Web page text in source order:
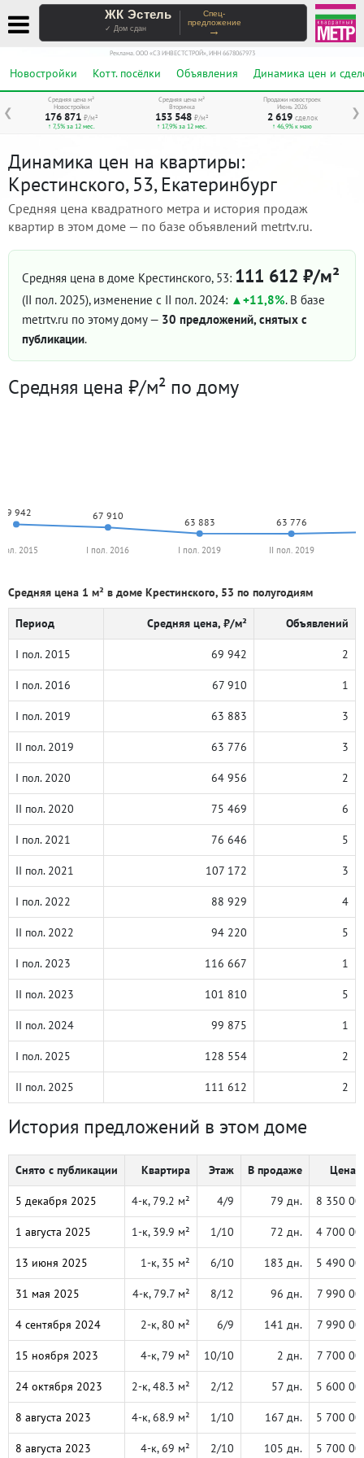
ЖК Эстель
✓ Дом сдан
Спец-
предложение
→
Реклама. ООО «СЗ ИНВЕСТСТРОЙ», ИНН 6678067973
Новостройки Котт. посёлки Объявления Динамика цен и
❮ ❯
Средняя цена м²
Новостройки
176 871 ₽/м²
↑ 7,5% за 12 мес.
Средняя цена м²
Вторичка
153 548 ₽/м²
↑ 17,9% за 12 мес.
Продажи новостроек
Июнь 2026
2 619 сделок
↑ 46,9% к маю
Динамика цен на квартиры:
Крестинского, 53, Екатеринбург
Средняя цена квадратного метра и история продаж
квартир в этом доме — по базе объявлений metrtv.ru.
Средняя цена в доме Крестинского, 53: 111 612 ₽/м²
(II пол. 2025), изменение с II пол. 2024: +11,8%. В базе
metrtv.ru по этому дому — 30 предложений, снятых с
публикации.
Средняя цена ₽/м² по дому
69 942 67 910
63 883 63 776
2015 I пол. 2016 I пол. 2019 II пол. 2019
Средняя цена 1 м² в доме Крестинского, 53 по полугодиям
Период Средняя цена, ₽/м² Объявлений
I пол. 2015 69 942 2
I пол. 2016 67 910 1
I пол. 2019 63 883 3
II пол. 2019 63 776 3
I пол. 2020 64 956 2
II пол. 2020 75 469 6
I пол. 2021 76 646 5
II пол. 2021 107 172 3
I пол. 2022 88 929 4
II пол. 2022 94 220 5
I пол. 2023 116 667 1
II пол. 2023 101 810 5
II пол. 2024 99 875 1
I пол. 2025 128 554 2
II пол. 2025 111 612 2
История предложений в этом доме
Снято с публикации Квартира Этаж В продаже Цена,
5 декабря 2025 4-к, 79.2 м² 4/9 79 дн. 8 350
1 августа 2025 1-к, 39.9 м² 1/10 72 дн. 4 700
13 июня 2025 1-к, 35 м² 6/10 183 дн. 5 490
31 мая 2025 4-к, 79.7 м² 8/12 96 дн. 7 990
4 сентября 2024 2-к, 80 м² 6/9 141 дн. 7 990
15 ноября 2023 4-к, 79 м² 10/10 2 дн. 7 700
24 октября 2023 2-к, 48.3 м² 2/12 57 дн. 5 600
8 августа 2023 4-к, 68.9 м² 1/10 167 дн. 5 700
8 августа 2023 4-к, 69 м² 2/10 105 дн. 5 700